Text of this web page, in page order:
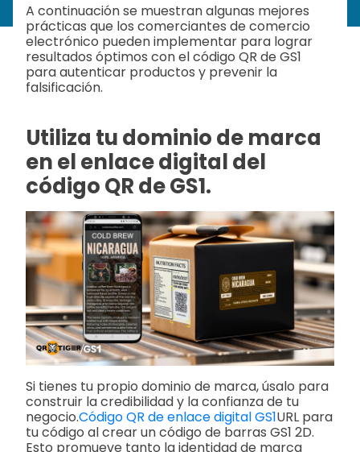
A continuación se muestran algunas mejores
prácticas que los comerciantes de comercio
electrónico pueden implementar para lograr
resultados óptimos con el código QR de GS1
para autenticar productos y prevenir la
falsificación.
Utiliza tu dominio de marca
en el enlace digital del
código QR de GS1.
Si tienes tu propio dominio de marca, úsalo para
construir la credibilidad y la confianza de tu
negocio.Código QR de enlace digital GS1URL para
tu código al crear un código de barras GS1 2D.
Esto promueve tanto la identidad de marca